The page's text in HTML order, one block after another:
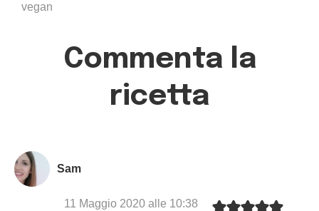
vegan
Commenta la
ricetta
Sam
11 Maggio 2020 alle 10:38